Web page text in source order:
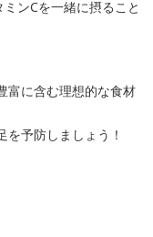
ンCを一緒に摂ること
富に含む理想的な食材
予防しましょう！